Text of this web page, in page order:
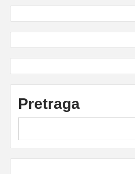
Pretraga